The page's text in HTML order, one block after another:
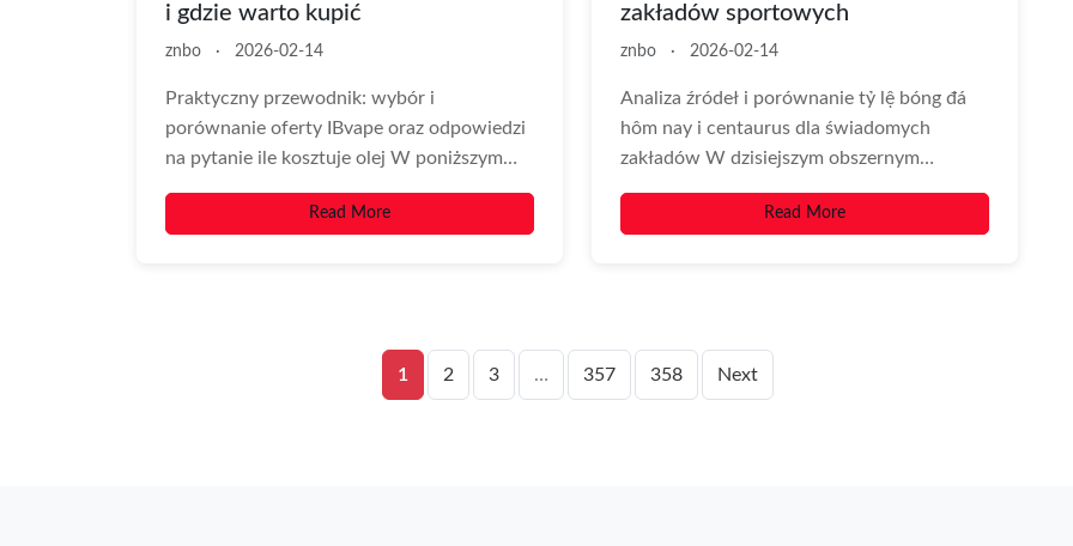
i gdzie warto kupić
znbo · 2026-02-14
Praktyczny przewodnik: wybór i
porównanie oferty IBvape oraz odpowiedzi
na pytanie ile kosztuje olej W poniższym
Read More
zakładów sportowych
znbo · 2026-02-14
Analiza źródeł i porównanie tỷ lệ bóng đá
hôm nay i centaurus dla świadomych
zakładów W dzisiejszym obszernym
Read More
1 2 3 … 357 358 Next